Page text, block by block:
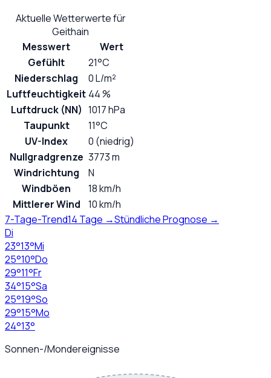
Aktuelle Wetterwerte für
Geithain
Messwert
Wert
Gefühlt
21°C
Niederschlag
0 L/m²
Luftfeuchtigkeit 44 %
Luftdruck (NN) 1017 hPa
Taupunkt
11°C
UV-Index
0 (niedrig)
Nullgradgrenze 3773 m
Windrichtung
N
Windböen
18 km/h
Mittlerer Wind
10 km/h
7-Tage-Trend14 Tage →Stündliche Prognose →
Di
23°13°Mi
25°10°Do
29°11°Fr
34°15°Sa
25°19°So
29°15°Mo
24°13°
Sonnen-/Mondereignisse